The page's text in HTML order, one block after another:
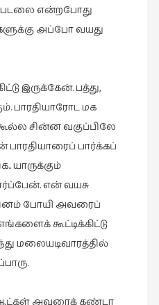
என்றபோது
அப்போ வயது
இருக்கேன். பத்து,
பாரதியாரோட மக
சின்ன வகுப்பிலே
பாரதியாரைப் பார்க்கப்
யாருக்கும்
என் வயசு
போயி அவரைப்
கூட்டிக்கிட்டு
மலையடிவாரத்தில்